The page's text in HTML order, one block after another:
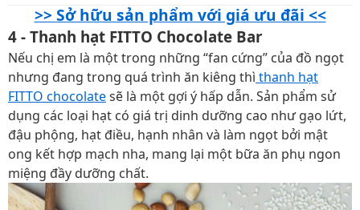
>> Sở hữu sản phẩm với giá ưu đãi <<
4 - Thanh hạt FITTO Chocolate Bar
Nếu chị em là một trong những “fan cứng” của đồ ngọt
nhưng đang trong quá trình ăn kiêng thì thanh hạt
FITTO chocolatesẽ là một gợi ý hấp dẫn. Sản phẩm sử
dụng các loại hạt có giá trị dinh dưỡng cao như gạo lứt,
đậu phộng, hạt điều, hạnh nhân và làm ngọt bởi mật
ong kết hợp mạch nha, mang lại một bữa ăn phụ ngon
miệng đầy dưỡng chất.